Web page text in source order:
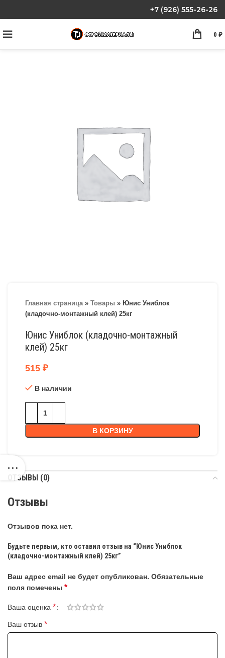
+7 (926) 555-26-26
0 ₽
Главная страница» Товары » Юнис Униблок
(кладочно-монтажный клей) 25кг
Юнис Униблок (кладочно-монтажный
клей) 25кг
515 ₽
В наличии
В КОРЗИНУ
ОТЗЫВЫ (0)
Отзывы
Отзывов пока нет.
Будьте первым, кто оставил отзыв на “Юнис Униблок
(кладочно-монтажный клей) 25кг”
Ваш адрес email не будет опубликован. Обязательные
поля помечены *
Ваша оценка *
Ваш отзыв *